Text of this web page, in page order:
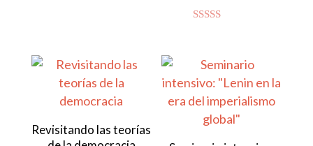
Revisitando las teorías